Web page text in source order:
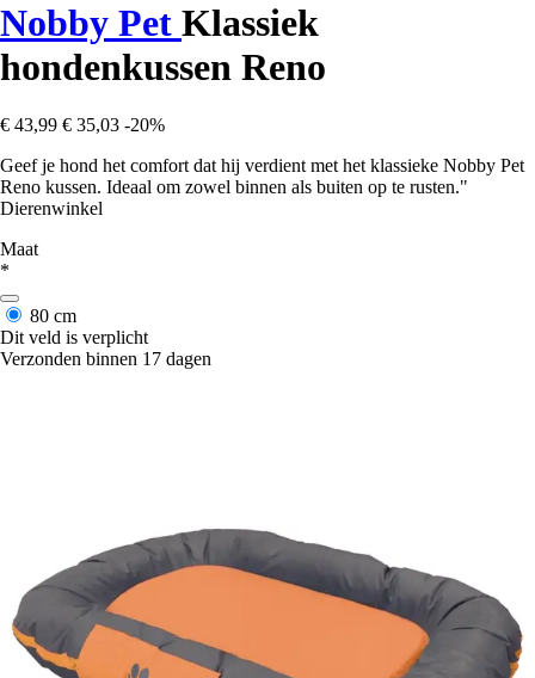
Nobby Pet Klassiek
hondenkussen Reno
€ 43,99 € 35,03 -20%
Geef je hond het comfort dat hij verdient met het klassieke Nobby Pet
Reno kussen. Ideaal om zowel binnen als buiten op te rusten."
Dierenwinkel
Maat
*
80 cm
Dit veld is verplicht
Verzonden binnen 17 dagen